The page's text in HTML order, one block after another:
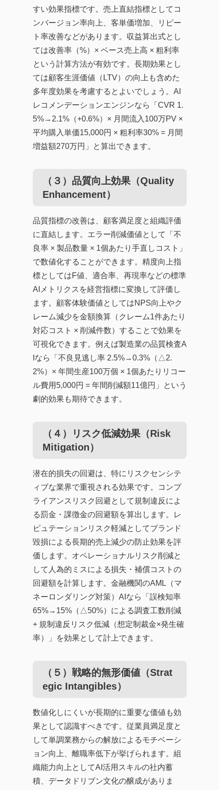
すい効果指標です。売上直結指標としてコ
ンバージョン率向上、客単価増加、リピー
ト率改善などがあります。収益算出式とし
ては改善率（%）× ベース売上高 × 粗利率
という計算方法が有効です。長期効果とし
ては顧客生涯価値（LTV）の向上も含めた
多年度効果を考慮するとよいでしょう。AI
レコメンデーションエンジンなら「CVR 1.
5%→2.1%（+0.6%）× 月間流入100万PV ×
平均購入単価15,000円 × 粗利率30% = 月間
増益額270万円」と算出できます。
（３）品質向上効果（Quality
Enhancement）
品質指標の改善は、顧客満足度と組織評価
に直結します。エラー削減価値として「不
良率 × 製品数量 × 1個あたり手直しコスト」
で数値化することができます。精度向上指
標としてはF値、適合率、再現率などの標準
AIメトリクスを経営指標に変換して評価し
ます。顧客体験価値としてはNPS向上やク
レーム減少を金額換算（クレーム1件あたり
対応コスト × 削減件数）することで効果を
可視化できます。例えば製造業の品質検査A
Iなら「不良見逃し率 2.5%→0.3%（△2.
2%）× 年間生産100万個 × 1個あたりリコー
ル費用5,000円 = 年間削減額11億円」という
劇的効果も期待できます。
（４）リスク低減効果（Risk
Mitigation）
潜在的損失の回避は、特にリスクセンシテ
ィブな業界で重視される効果です。コンプ
ライアンスリスク回避として規制違反によ
る罰金・課徴金の回避額を算出します。レ
ピュテーションリスク軽減としてブランド
毀損による長期的売上減少の防止効果を評
価します。オペレーショナルリスク削減と
して人為的ミスによる損失・補償コストの
回避額を計算します。金融機関のAML（マ
ネーロンダリング対策）AIなら「誤検知率
65%→15%（△50%）による調査工数削減
+ 規制違反リスク低減（想定制裁金×発生確
率）」を効果として計上できます。
（５）戦略的無形価値（Strat
egic Intangibles）
数値化しにくいが長期的に重要な価値も効
果として認識すべきです。従業員満足度と
して単調業務からの解放によるモチベーシ
ョン向上、離職率低下が挙げられます。組
織能力向上としてAI活用スキルの社内蓄
積、データドリブン文化の醸成がありま